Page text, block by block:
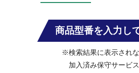
商品型番を入力し
※検索結果に表示され
加入済み保守サービ